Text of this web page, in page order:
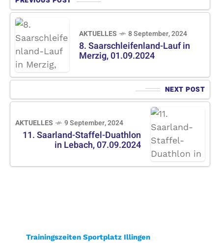
AKTUELLES 8 September, 2024
8. Saarschleifenland-Lauf in
Merzig, 01.09.2024
NEXT POST
AKTUELLES 9 September, 2024
11. Saarland-Staffel-Duathlon
in Lebach, 07.09.2024
Trainingszeiten Sportplatz Illingen